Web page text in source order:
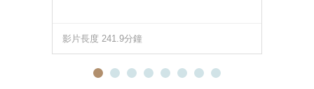
影片長度 241.9分鐘